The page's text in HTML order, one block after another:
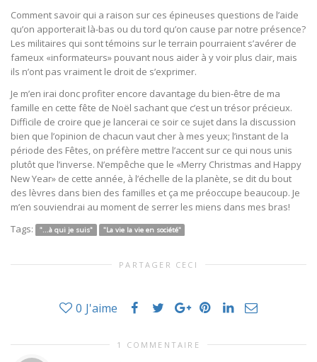
Comment savoir qui a raison sur ces épineuses questions de l’aide
qu’on apporterait là-bas ou du tord qu’on cause par notre présence?
Les militaires qui sont témoins sur le terrain pourraient s’avérer de
fameux «informateurs» pouvant nous aider à y voir plus clair, mais
ils n’ont pas vraiment le droit de s’exprimer.
Je m’en irai donc profiter encore davantage du bien-être de ma
famille en cette fête de Noël sachant que c’est un trésor précieux.
Difficile de croire que je lancerai ce soir ce sujet dans la discussion
bien que l’opinion de chacun vaut cher à mes yeux; l’instant de la
période des Fêtes, on préfère mettre l’accent sur ce qui nous unis
plutôt que l’inverse. N’empêche que le «Merry Christmas and Happy
New Year» de cette année, à l’échelle de la planète, se dit du bout
des lèvres dans bien des familles et ça me préoccupe beaucoup. Je
m’en souviendrai au moment de serrer les miens dans mes bras!
Tags:
"...à qui je suis" "La vie la vie en société"
PARTAGER CECI
0 J'aime
1 COMMENTAIRE